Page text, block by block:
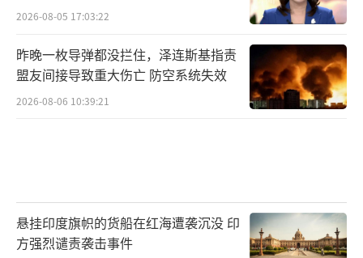
2026-08-05 17:03:22
昨晚一枚导弹都没拦住，泽连斯基指责
盟友间接导致重大伤亡 防空系统失效
2026-08-06 10:39:21
悬挂印度旗帜的货船在红海遭袭沉没 印
方强烈谴责袭击事件